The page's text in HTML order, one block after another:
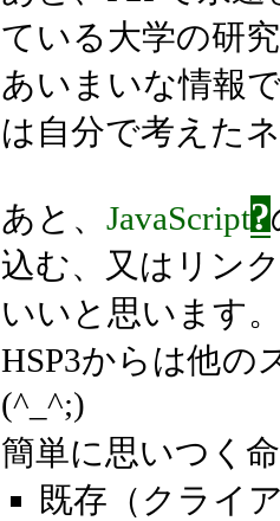
ている大学の研
あいまいな情報
は自分で考えた
あと、 JavaScript?
込む、又はリン
いいと思います
HSP3からは他の
(^_^;)
簡単に思いつく
既存（クライ